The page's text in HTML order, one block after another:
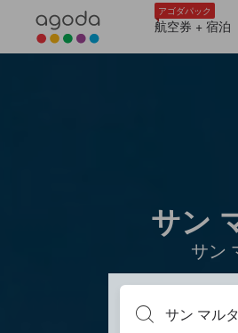
アゴダパック
航空券 + 宿泊
サン
サン